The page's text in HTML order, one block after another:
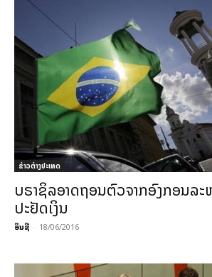
ຂ່າວຕ່າງປະເທດ
ບຣາຊິລອາດຖອນຕົວຈາກອົງກອນລະ
ປະຢັດເງິນ
ອິນຊີ - 18/06/2016